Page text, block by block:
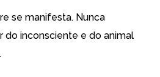
se manifesta. Nunca
do inconsciente e do animal